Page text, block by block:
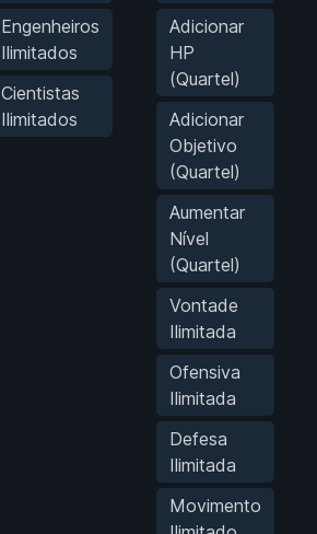
Engenheiros
Ilimitados
Cientistas
Ilimitados
Adicionar
HP
(Quartel)
Adicionar
Objetivo
(Quartel)
Aumentar
Nível
(Quartel)
Vontade
Ilimitada
Ofensiva
Ilimitada
Defesa
Ilimitada
Movimento